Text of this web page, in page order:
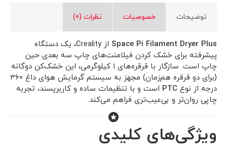
توضیحات خصوصیات نظرات (0)
Space Pi Filament Dryer Plus
از Creality، یک دستگاه
پیشرفته برای خشک‌ کردن فیلامنت‌های چاپ سه بعدی حین
چاپ است. سازگار با قرقره‌های ۱ کیلوگرمی، این خشک‌کن دوگانه
(برای دو قرقره هم‌زمان) مجهز به سیستم گرمایش هوای داغ ۳۶۰
درجه از نوع PTC است و با تنظیمات ساده و کاربرپسند، تجربه
چاپی روان‌تر و بی‌عیب‌تری فراهم می‌کند.
ویژگی‌های کلیدی